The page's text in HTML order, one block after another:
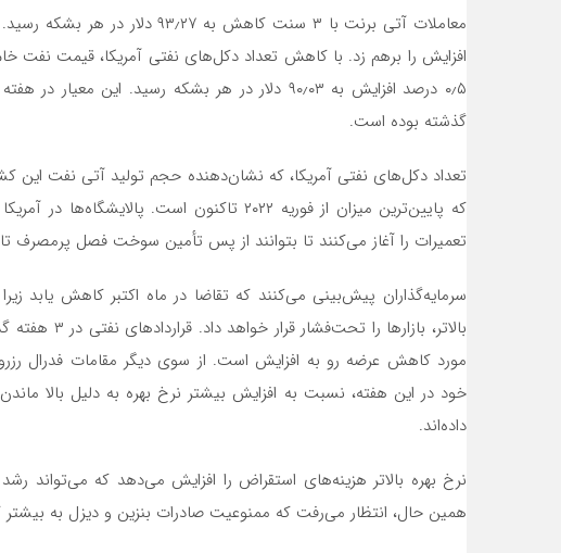
گذشته بوده است.
که پایین‌ترین میزان از فوریه ۲۰۲۲ تاکنون است.
تعمیرات را آغاز می‌کنند تا بتوانند از پس تأمین سوخت فصل پرمصرف
سرمایه‌گذاران پیش‌بینی می‌کنند که تقاضا در ماه اکتبر کاهش یابد
مورد کاهش عرضه رو به افزایش است. از سوی دیگر مقامات فدرال
خود در این هفته، نسبت به افزایش بیشتر نرخ بهره به دلیل بالا
داده‌اند.
نرخ بهره بالاتر هزینه‌های استقراض را افزایش می‌دهد که می‌تواند
همین حال، انتظار می‌رفت که ممنوعیت صادرات بنزین و دیزل به